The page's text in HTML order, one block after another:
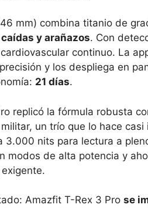
mm) combina titanio de
y arañazos. Con
continuo. La
y los despliega en
21 días.
replicó la fórmula robusta
un trío que lo hace
3.000 nits para lectura a
modos de alta potencia y
Amazfit T-Rex 3 Pro se